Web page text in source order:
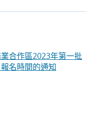
合作區2023年第一批
名時間的通知